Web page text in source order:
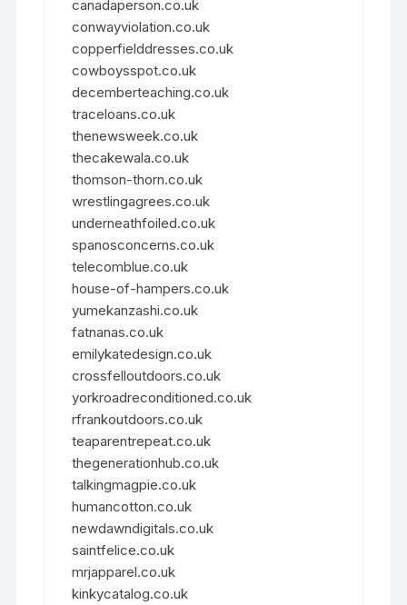
canadaperson.co.uk
conwayviolation.co.uk
copperfielddresses.co.uk
cowboysspot.co.uk
decemberteaching.co.uk
traceloans.co.uk
thenewsweek.co.uk
thecakewala.co.uk
thomson-thorn.co.uk
wrestlingagrees.co.uk
underneathfoiled.co.uk
spanosconcerns.co.uk
telecomblue.co.uk
house-of-hampers.co.uk
yumekanzashi.co.uk
fatnanas.co.uk
emilykatedesign.co.uk
crossfelloutdoors.co.uk
yorkroadreconditioned.co.uk
rfrankoutdoors.co.uk
teaparentrepeat.co.uk
thegenerationhub.co.uk
talkingmagpie.co.uk
humancotton.co.uk
newdawndigitals.co.uk
saintfelice.co.uk
mrjapparel.co.uk
kinkycatalog.co.uk